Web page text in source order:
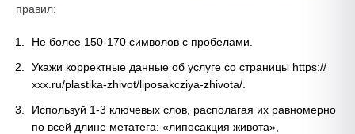
правил:
Не более 150-170 символов с пробелами.
Укажи корректные данные об услуге со страницы https://
ххх.ru/plastika-zhivot/liposakcziya-zhivota/.
Используй 1-3 ключевых слов, располагая их равномерно
по всей длине метатега: «липосакция живота»,